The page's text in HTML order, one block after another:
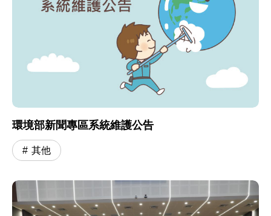
環境部新聞專區系統維護公告
其他